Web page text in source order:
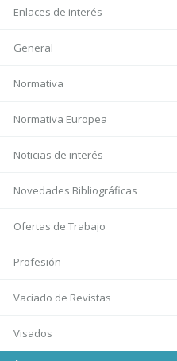
Enlaces de interés
General
Normativa
Normativa Europea
Noticias de interés
Novedades Bibliográficas
Ofertas de Trabajo
Profesión
Vaciado de Revistas
Visados